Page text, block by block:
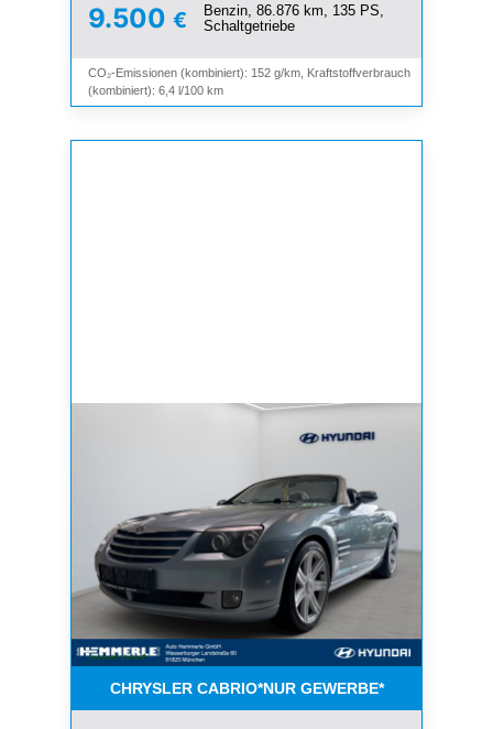
9.500 €
Benzin, 86.876 km, 135 PS,
Schaltgetriebe
CO₂-Emissionen (kombiniert): 152 g/km, Kraftstoffverbrauch
(kombiniert): 6,4 l/100 km
CHRYSLER CABRIO*NUR GEWERBE*